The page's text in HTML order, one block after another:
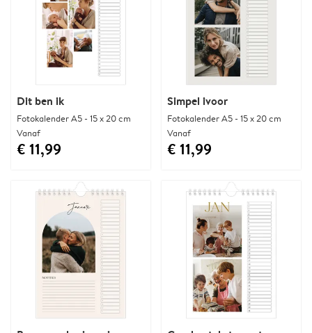
Dit ben ik
Fotokalender A5 - 15 x 20 cm
Vanaf
€ 11,99
Simpel ivoor
Fotokalender A5 - 15 x 20 cm
Vanaf
€ 11,99